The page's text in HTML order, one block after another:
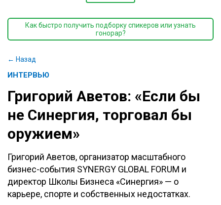
Как быстро получить подборку спикеров или узнать
гонорар?
← Назад
ИНТЕРВЬЮ
Григорий Аветов: «Если бы
не Синергия, торговал бы
оружием»
Григорий Аветов, организатор масштабного
бизнес-события SYNERGY GLOBAL FORUM и
директор Школы Бизнеса «Синергия» — о
карьере, спорте и собственных недостатках.